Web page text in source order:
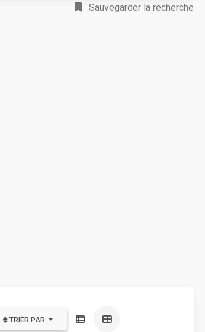
Sauvegarder la recherche
TRIER PAR